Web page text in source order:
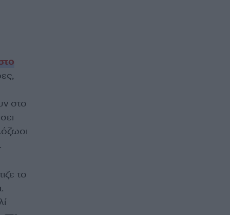
στο
το